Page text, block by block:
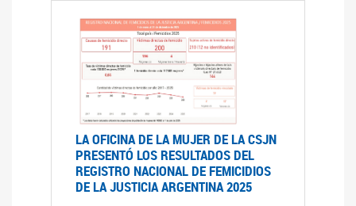
LA OFICINA DE LA MUJER DE LA CSJN
PRESENTÓ LOS RESULTADOS DEL
REGISTRO NACIONAL DE FEMICIDIOS
DE LA JUSTICIA ARGENTINA 2025